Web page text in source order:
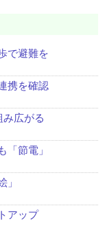
で避難を
携を確認
広がる
「節電」
」
アップ